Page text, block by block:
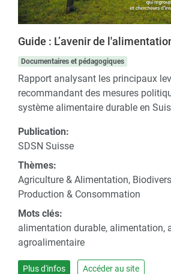
Guide : L’avenir de
Documentaires et pédagogiques
Rapport analysant les principaux
recommandant des mesures
système alimentaire durable en
Publication:
SDSN Suisse
Thèmes:
Agriculture & Alimentation,
Production & Consommation
Mots clés:
alimentation durable, alimentation,
agroalimentaire
Plus d'infos Accéder au site